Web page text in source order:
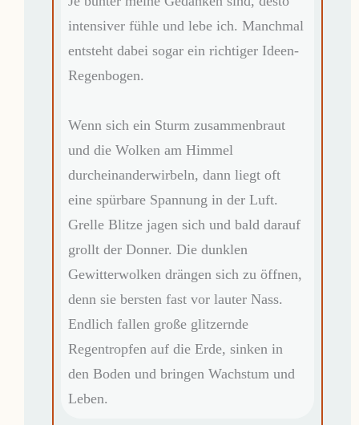
intensiver fühle und lebe ich. Manchmal
entsteht dabei sogar ein richtiger Ideen-
Regenbogen.
Wenn sich ein Sturm zusammenbraut
und die Wolken am Himmel
durcheinanderwirbeln, dann liegt oft
eine spürbare Spannung in der Luft.
Grelle Blitze jagen sich und bald darauf
grollt der Donner. Die dunklen
Gewitterwolken drängen sich zu öffnen,
denn sie bersten fast vor lauter Nass.
Endlich fallen große glitzernde
Regentropfen auf die Erde, sinken in
den Boden und bringen Wachstum und
Leben.